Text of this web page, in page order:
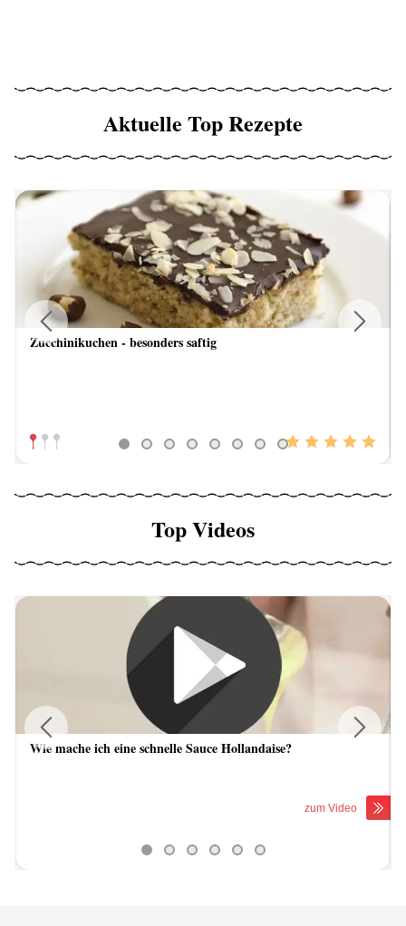
Aktuelle Top Rezepte
Zucchinikuchen - besonders saftig
Previous
Top Videos
Wie mache ich eine schnelle Sauce Hollandaise?
zum Video
Previous